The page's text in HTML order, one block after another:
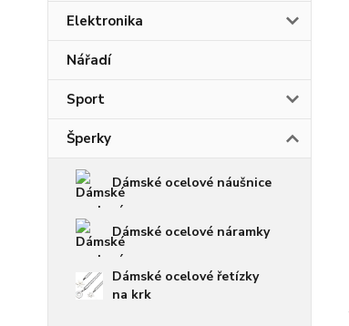
Elektronika
Nářadí
Sport
Šperky
Dámské ocelové náušnice
Dámské ocelové náramky
Dámské ocelové řetízky
na krk